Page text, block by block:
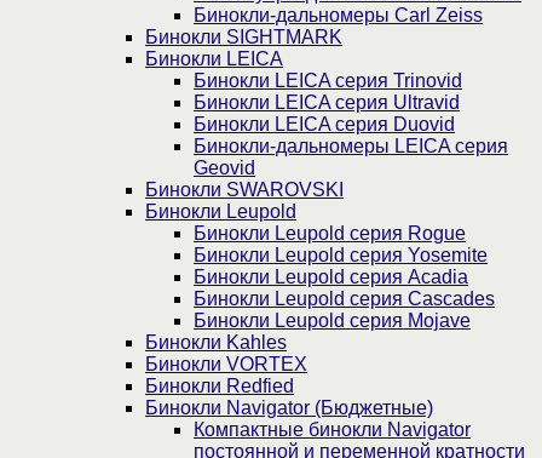
Бинокли-дальномеры Carl Zeiss
Бинокли SIGHTMARK
Бинокли LEICA
Бинокли LEICA серия Trinovid
Бинокли LEICA серия Ultravid
Бинокли LEICA серия Duovid
Бинокли-дальномеры LEICA серия
Geovid
Бинокли SWAROVSKI
Бинокли Leupold
Бинокли Leupold серия Rogue
Бинокли Leupold серия Yosemite
Бинокли Leupold серия Acadia
Бинокли Leupold серия Cascades
Бинокли Leupold серия Mojave
Бинокли Kahles
Бинокли VORTEX
Бинокли Redfied
Бинокли Navigator (Бюджетные)
Компактные бинокли Navigator
постоянной и переменной кратности